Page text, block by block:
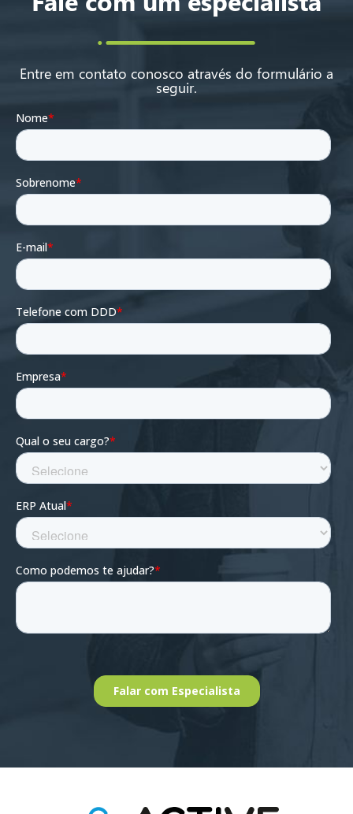
Entre em contato conosco através do formulário a
seguir.